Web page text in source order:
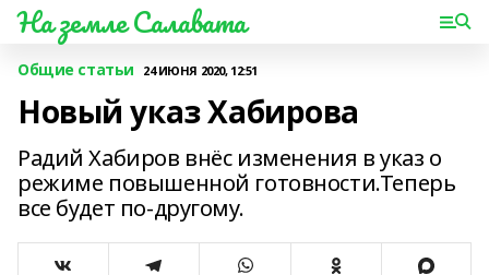
На земле Салавата
Общие статьи 24 ИЮНЯ 2020, 12:51
Новый указ Хабирова
Радий Хабиров внёс изменения в указ о
режиме повышенной готовности.Теперь
все будет по-другому.